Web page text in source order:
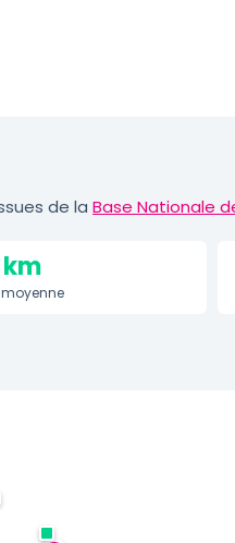
de la Base Nationale